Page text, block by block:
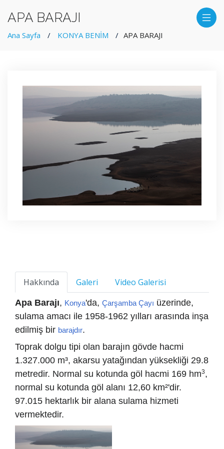
APA BARAJI
Ana Sayfa KONYA BENİM APA BARAJI
Hakkında Galeri Video Galerisi
Apa Barajı, Konya'da, Çarşamba Çayı üzerinde,
sulama amacı ile 1958-1962 yılları arasında inşa
edilmiş bir barajdır.
Toprak dolgu tipi olan barajın gövde hacmi
1.327.000 m³, akarsu yatağından yüksekliği 29.8
metredir. Normal su kotunda göl hacmi 169 hm3,
normal su kotunda göl alanı 12,60 km²'dir.
97.015 hektarlık bir alana sulama hizmeti
vermektedir.